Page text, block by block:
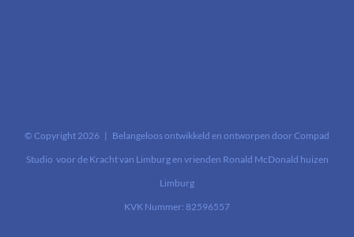
© Copyright 2026 | Belangeloos ontwikkeld en ontworpen doorCompad
Studio voor de Kracht van Limburg en vrienden Ronald McDonald huizen
Limburg
KVK Nummer: 82596557